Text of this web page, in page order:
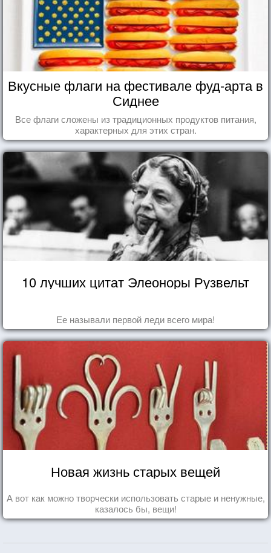
Вкусные флаги на фестивале фуд-арта в
Сиднее
Все флаги сложены из традиционных продуктов питания,
характерных для этих стран.
10 лучших цитат Элеоноры Рузвельт
Ее называли первой леди всего мира!
Новая жизнь старых вещей
А вот как можно творчески использовать старые и ненужные,
казалось бы, вещи!